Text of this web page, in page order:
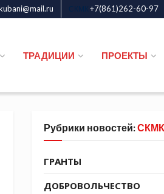
+7(861)262-60-97
ТРАДИЦИИ ПРОЕКТЫ
Рубрики новостей:
ГРАНТЫ
ДОБРОВОЛЬЧЕСТВО